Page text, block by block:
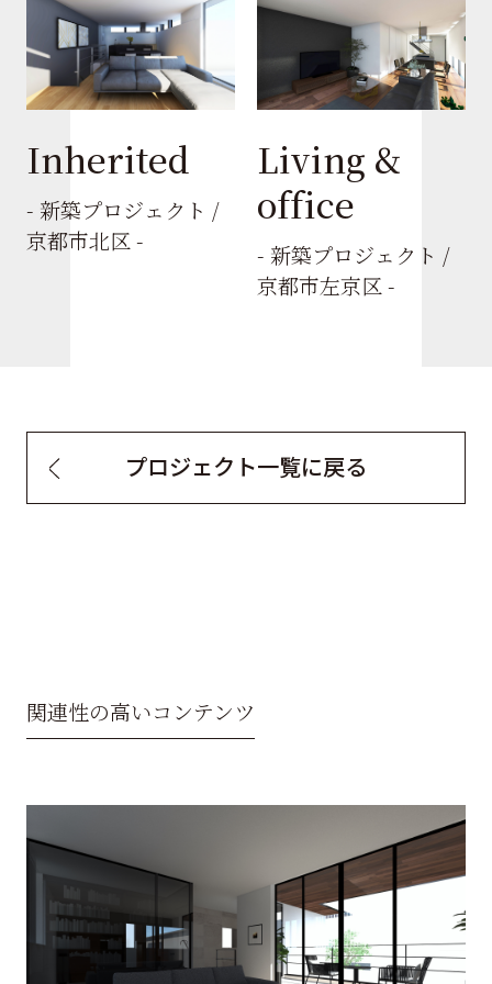
Inherited
- 新築プロジェクト /
京都市北区 -
Living &
office
- 新築プロジェクト /
京都市左京区 -
プロジェクト一覧に戻る
関連性の高いコンテンツ